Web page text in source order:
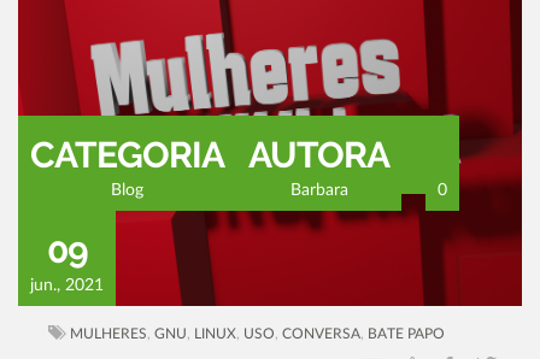
CATEGORIA
Blog
AUTORA
Barbara 0
09
jun., 2021
MULHERES GNU LINUX USO CONVERSA BATE PAPO